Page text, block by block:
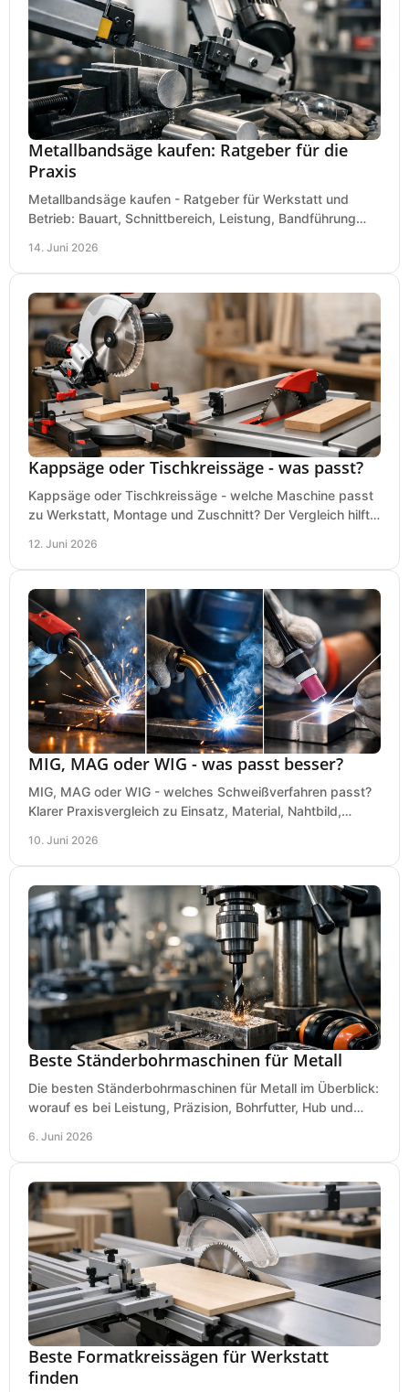
Metallbandsäge kaufen: Ratgeber für die
Praxis
Metallbandsäge kaufen - Ratgeber für Werkstatt und
Betrieb: Bauart, Schnittbereich, Leistung, Bandführung
14. Juni 2026
Kappsäge oder Tischkreissäge - was passt?
Kappsäge oder Tischkreissäge - welche Maschine passt
zu Werkstatt, Montage und Zuschnitt? Der Vergleich hilft
12. Juni 2026
MIG, MAG oder WIG - was passt besser?
MIG, MAG oder WIG - welches Schweißverfahren passt?
Klarer Praxisvergleich zu Einsatz, Material, Nahtbild,
10. Juni 2026
Beste Ständerbohrmaschinen für Metall
Die besten Ständerbohrmaschinen für Metall im Überblick:
worauf es bei Leistung, Präzision, Bohrfutter, Hub und
6. Juni 2026
Beste Formatkreissägen für Werkstatt
finden